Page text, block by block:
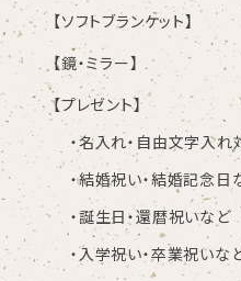
【ソフトブランケット】
【鏡・ミラー】
【プレゼント】
・名入れ・自由文字入れ
・結婚祝い・結婚記念日
・誕生日・還暦祝いなど
・入学祝い・卒業祝いな